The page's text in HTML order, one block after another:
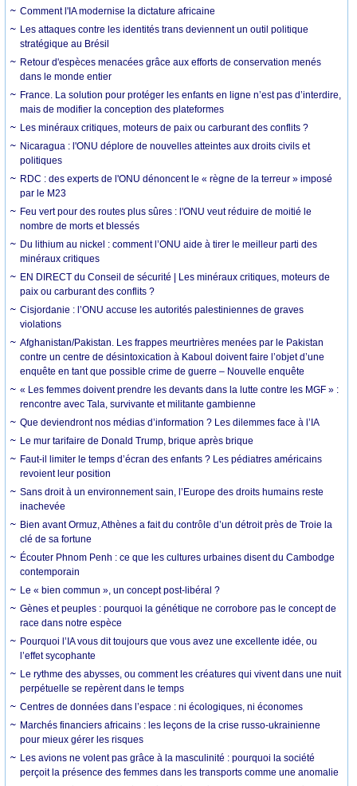
Comment l'IA modernise la dictature africaine
Les attaques contre les identités trans deviennent un outil politique
stratégique au Brésil
Retour d'espèces menacées grâce aux efforts de conservation menés
dans le monde entier
France. La solution pour protéger les enfants en ligne n’est pas d’interdire,
mais de modifier la conception des plateformes
Les minéraux critiques, moteurs de paix ou carburant des conflits ?
Nicaragua : l'ONU déplore de nouvelles atteintes aux droits civils et
politiques
RDC : des experts de l'ONU dénoncent le « règne de la terreur » imposé
par le M23
Feu vert pour des routes plus sûres : l'ONU veut réduire de moitié le
nombre de morts et blessés
Du lithium au nickel : comment l’ONU aide à tirer le meilleur parti des
minéraux critiques
EN DIRECT du Conseil de sécurité | Les minéraux critiques, moteurs de
paix ou carburant des conflits ?
Cisjordanie : l’ONU accuse les autorités palestiniennes de graves
violations
Afghanistan/Pakistan. Les frappes meurtrières menées par le Pakistan
contre un centre de désintoxication à Kaboul doivent faire l’objet d’une
enquête en tant que possible crime de guerre – Nouvelle enquête
« Les femmes doivent prendre les devants dans la lutte contre les MGF » :
rencontre avec Tala, survivante et militante gambienne
Que deviendront nos médias d’information ? Les dilemmes face à l’IA
Le mur tarifaire de Donald Trump, brique après brique
Faut-il limiter le temps d’écran des enfants ? Les pédiatres américains
revoient leur position
Sans droit à un environnement sain, l’Europe des droits humains reste
inachevée
Bien avant Ormuz, Athènes a fait du contrôle d’un détroit près de Troie la
clé de sa fortune
Écouter Phnom Penh : ce que les cultures urbaines disent du Cambodge
contemporain
Le « bien commun », un concept post-libéral ?
Gènes et peuples : pourquoi la génétique ne corrobore pas le concept de
race dans notre espèce
Pourquoi l’IA vous dit toujours que vous avez une excellente idée, ou
l’effet sycophante
Le rythme des abysses, ou comment les créatures qui vivent dans une nuit
perpétuelle se repèrent dans le temps
Centres de données dans l’espace : ni écologiques, ni économes
Marchés financiers africains : les leçons de la crise russo-ukrainienne
pour mieux gérer les risques
Les avions ne volent pas grâce à la masculinité : pourquoi la société
perçoit la présence des femmes dans les transports comme une anomalie